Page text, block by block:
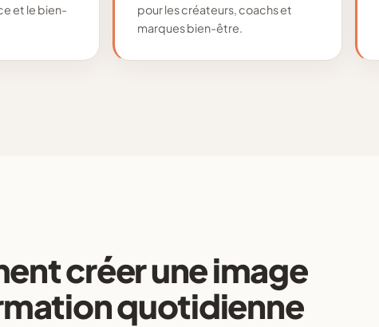
et le bien-
pour les créateurs, coachs et
marques bien-être.
créer une image
quotidienne